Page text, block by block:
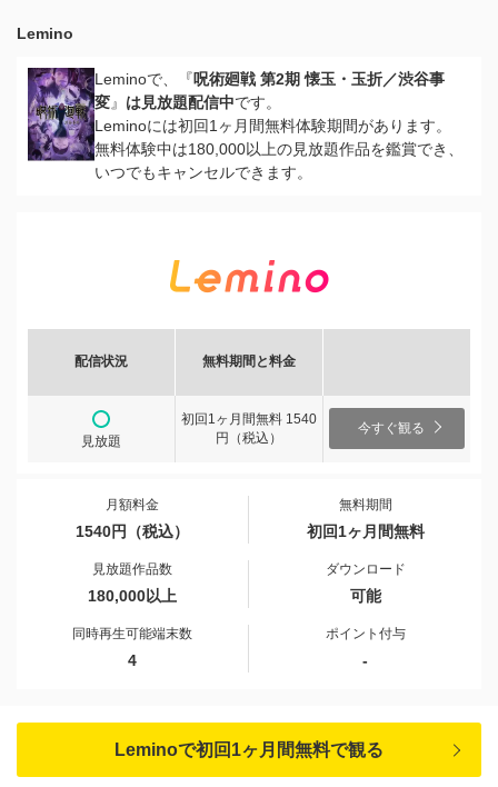
Lemino
Leminoで、『呪術廻戦 第2期 懐玉・玉折／渋谷事
変』 は見放題配信中です。
Leminoには初回1ヶ月間無料体験期間があります。
無料体験中は180,000以上の見放題作品を鑑賞でき、
いつでもキャンセルできます。
配信状況 無料期間と料金
見放題
初回1ヶ月間無料 1540
円（税込）
今すぐ観る
月額料金
1540円（税込）
無料期間
初回1ヶ月間無料
見放題作品数
180,000以上
ダウンロード
可能
同時再生可能端末数
4
ポイント付与
-
Leminoで初回1ヶ月間無料で観る